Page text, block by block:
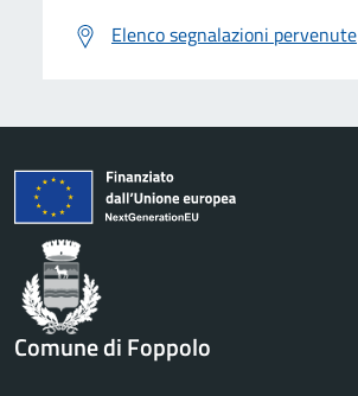
Elenco segnalazioni pervenute
Comune di Foppolo